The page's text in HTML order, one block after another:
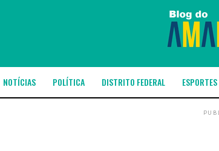
NOTÍCIAS POLÍTICA DISTRITO FEDERAL ESPORTES